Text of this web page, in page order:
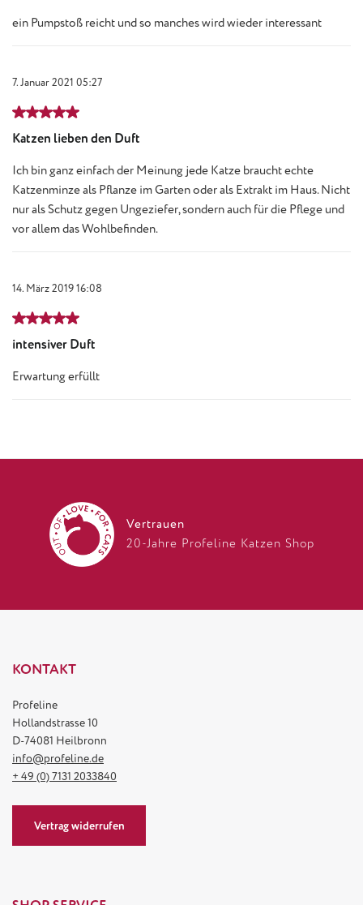
ein Pumpstoß reicht und so manches wird wieder interessant
7. Januar 2021 05:27
Bewertung mit 5 von 5 Sternen
Katzen lieben den Duft
Ich bin ganz einfach der Meinung jede Katze braucht echte
Katzenminze als Pflanze im Garten oder als Extrakt im Haus. Nicht
nur als Schutz gegen Ungeziefer, sondern auch für die Pflege und
vor allem das Wohlbefinden.
14. März 2019 16:08
Bewertung mit 5 von 5 Sternen
intensiver Duft
Erwartung erfüllt
Vertrauen
20-Jahre Profeline Katzen Shop
KONTAKT
Profeline
Hollandstrasse 10
D-74081 Heilbronn
info@profeline.de
+ 49 (0) 7131 2033840
Vertrag widerrufen